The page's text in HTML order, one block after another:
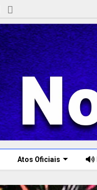
Atos Oficiais